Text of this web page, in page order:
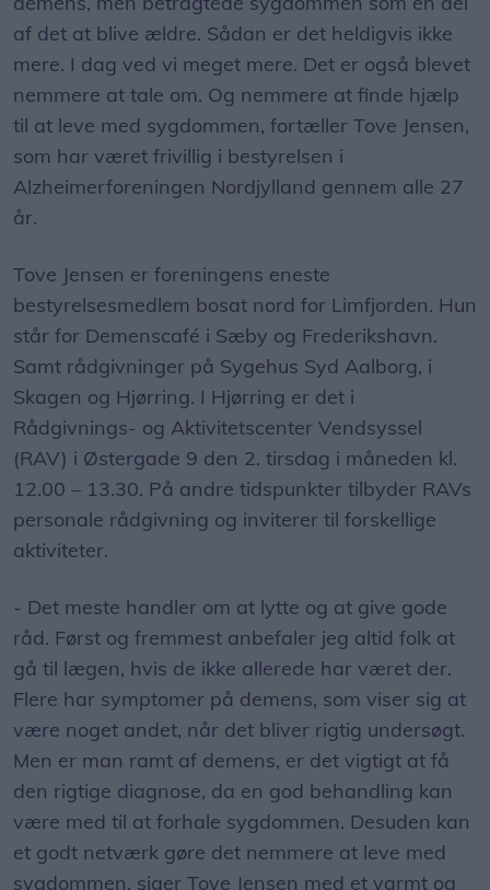
af det at blive ældre. Sådan er det heldigvis ikke
mere. I dag ved vi meget mere. Det er også blevet
nemmere at tale om. Og nemmere at finde hjælp
til at leve med sygdommen, fortæller Tove Jensen,
som har været frivillig i bestyrelsen i
Alzheimerforeningen Nordjylland gennem alle 27
år.
Tove Jensen er foreningens eneste
bestyrelsesmedlem bosat nord for Limfjorden. Hun
står for Demenscafé i Sæby og Frederikshavn.
Samt rådgivninger på Sygehus Syd Aalborg, i
Skagen og Hjørring. I Hjørring er det i
Rådgivnings- og Aktivitetscenter Vendsyssel
(RAV) i Østergade 9 den 2. tirsdag i måneden kl.
12.00 – 13.30. På andre tidspunkter tilbyder RAVs
personale rådgivning og inviterer til forskellige
aktiviteter.
- Det meste handler om at lytte og at give gode
råd. Først og fremmest anbefaler jeg altid folk at
gå til lægen, hvis de ikke allerede har været der.
Flere har symptomer på demens, som viser sig at
være noget andet, når det bliver rigtig undersøgt.
Men er man ramt af demens, er det vigtigt at få
den rigtige diagnose, da en god behandling kan
være med til at forhale sygdommen. Desuden kan
et godt netværk gøre det nemmere at leve med
sygdommen, siger Tove Jensen med et varmt og